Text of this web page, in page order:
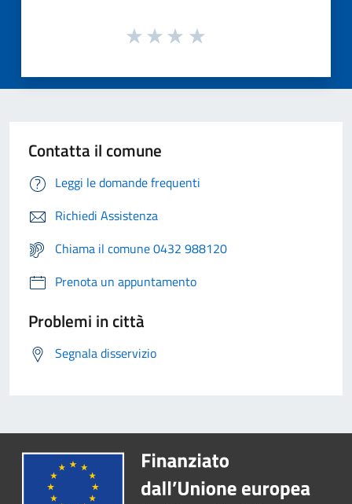
Contatta il comune
Leggi le domande frequenti
Richiedi Assistenza
Chiama il comune 0432 988120
Prenota un appuntamento
Problemi in città
Segnala disservizio